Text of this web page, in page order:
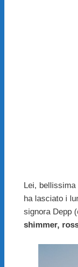
Lei,
ha lasciato i
signora Depp
shimmer,